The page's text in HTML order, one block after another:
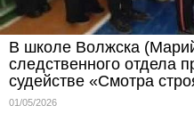
В школе Волжска
следственного отдела
судействе «Смотра
01/05/2026